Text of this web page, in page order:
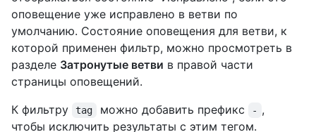
оповещение уже исправлено в ветви по
умолчанию. Состояние оповещения для ветви, к
которой применен фильтр, можно просмотреть в
разделе Затронутые ветви в правой части
страницы оповещений.
К фильтру
tag можно добавить префикс - ,
чтобы исключить результаты с этим тегом.